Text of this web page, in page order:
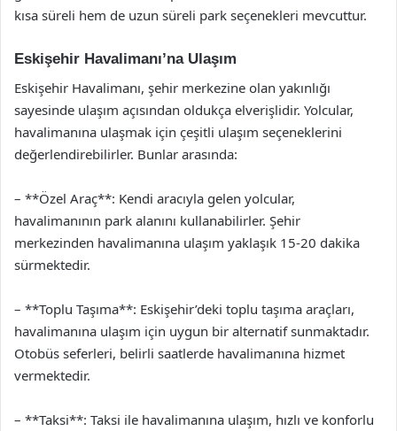
kısa süreli hem de uzun süreli park seçenekleri mevcuttur.
Eskişehir Havalimanı’na Ulaşım
Eskişehir Havalimanı, şehir merkezine olan yakınlığı
sayesinde ulaşım açısından oldukça elverişlidir. Yolcular,
havalimanına ulaşmak için çeşitli ulaşım seçeneklerini
değerlendirebilirler. Bunlar arasında:
– **Özel Araç**: Kendi aracıyla gelen yolcular,
havalimanının park alanını kullanabilirler. Şehir
merkezinden havalimanına ulaşım yaklaşık 15-20 dakika
sürmektedir.
– **Toplu Taşıma**: Eskişehir’deki toplu taşıma araçları,
havalimanına ulaşım için uygun bir alternatif sunmaktadır.
Otobüs seferleri, belirli saatlerde havalimanına hizmet
vermektedir.
– **Taksi**: Taksi ile havalimanına ulaşım, hızlı ve konforlu